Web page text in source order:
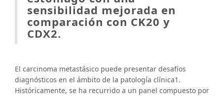
sensibilidad mejorada en
comparación con CK20 y
CDX2.
El carcinoma metastásico puede presentar desafíos
diagnósticos en el ámbito de la patología clínica1.
Históricamente, se ha recurrido a un panel compuesto por